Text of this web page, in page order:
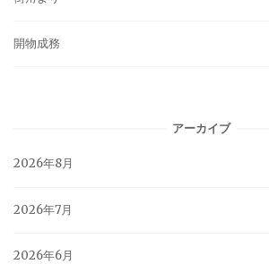
開物成務
アーカイブ
2026年8月
2026年7月
2026年6月